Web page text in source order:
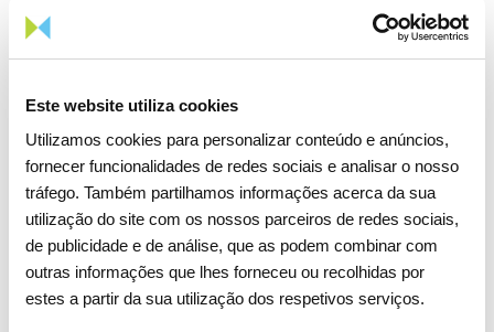
Este website utiliza cookies
Utilizamos cookies para personalizar conteúdo e anúncios,
fornecer funcionalidades de redes sociais e analisar o nosso
tráfego. Também partilhamos informações acerca da sua
utilização do site com os nossos parceiros de redes sociais,
de publicidade e de análise, que as podem combinar com
outras informações que lhes forneceu ou recolhidas por
estes a partir da sua utilização dos respetivos serviços.
15 ABRIL 2026